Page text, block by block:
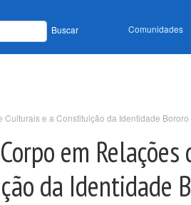
Buscar Comunidades
e a Constituição da Identidade
em
da Identidade